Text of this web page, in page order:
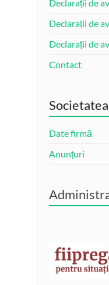
Declarații de
Declarații de
Declarații de
Contact
Date firmă
Anunțuri